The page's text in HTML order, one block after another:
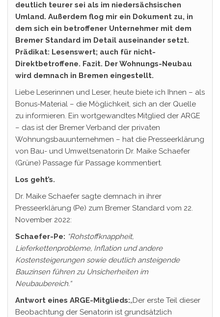
deutlich teurer sei als im niedersächsischen
Umland. Außerdem flog mir ein Dokument zu, in
dem sich ein betroffener Unternehmer mit dem
Bremer Standard im Detail auseinander setzt.
Prädikat: Lesenswert; auch für nicht-
Direktbetroffene. Fazit. Der Wohnungs-Neubau
wird demnach in Bremen eingestellt.
Liebe Leserinnen und Leser, heute biete ich Ihnen – als
Bonus-Material – die Möglichkeit, sich an der Quelle
zu informieren. Ein wortgewandtes Mitglied der ARGE
– das ist der Bremer Verband der privaten
Wohnungsbauunternehmen – hat die Presseerklärung
von Bau- und Umweltsenatorin Dr. Maike Schaefer
(Grüne) Passage für Passage kommentiert.
Los geht’s.
Dr. Maike Schaefer sagte demnach in ihrer
Presseerklärung (Pe) zum Bremer Standard vom 22.
November 2022:
Schaefer-Pe: “Rohstoffknappheit,
Lieferkettenprobleme, Inflation und andere
Kostensteigerungen sowie deutlich ansteigende
Bauzinsen führen zu Unsicherheiten im
Neubaubereich.“
Antwort eines ARGE-Mitglieds:„Der erste Teil dieser
Beobachtung der Senatorin ist grundsätzlich